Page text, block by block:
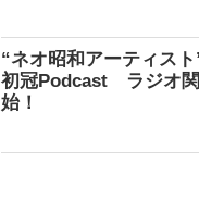
“ネオ昭和アーティス
初冠Podcast ラジオ関
始！